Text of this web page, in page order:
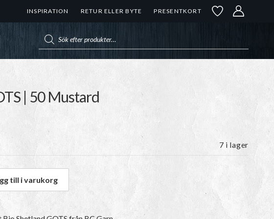
INSPIRATION RETUR ELLER BYTE PRESENTKORT
| 50 Mustard
7 i lager
GOTS | 50 Mustard mängd
till i varukorg